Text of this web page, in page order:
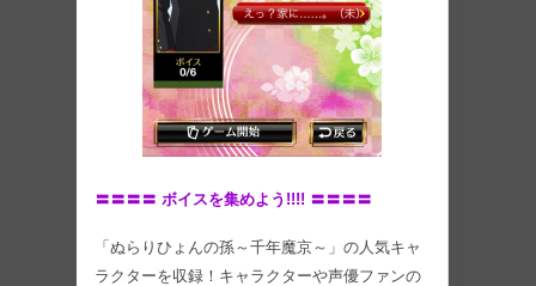
〓〓〓〓 ボイスを集めよう!!!! 〓〓〓〓
「ぬらりひょんの孫～千年魔京～」の人気キャ
ラクターを収録！キャラクターや声優ファンの